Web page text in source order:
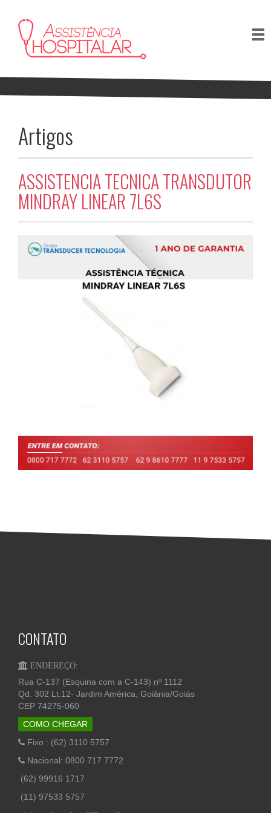
Artigos
ASSISTENCIA TECNICA TRANSDUTOR
MINDRAY LINEAR 7L6S
CONTATO
ENDEREÇO:
Rua C-137 (Esquina com a C-143) nº 1112
Qd. 302 Lt.12- Jardim América, Goiânia/Goiás
CEP 74275-060
COMO CHEGAR
Fixo : (62) 3110 5757
Nacional: 0800 717 7772
(62) 99916 1717
(11) 97533 5757